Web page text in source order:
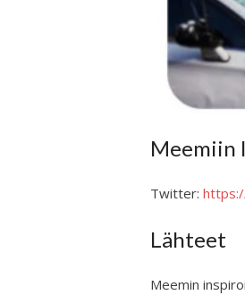
Meemiin
Twitter:
Lähteet
Meemin